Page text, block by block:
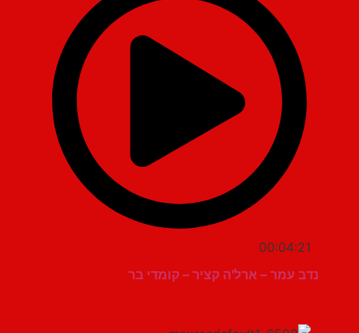
00:04:21
נדב עמר – ארל'ה קציר – קומדי בר